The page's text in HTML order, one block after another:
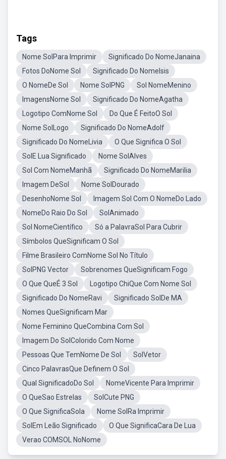
Tags
Nome SolPara Imprimir
Significado Do NomeJanaina
Fotos DoNome Sol
Significado Do NomeIsis
O NomeDe Sol
Nome SolPNG
Sol NomeMenino
ImagensNome Sol
Significado Do NomeAgatha
Logotipo ComNome Sol
Do Que É FeitoO Sol
Nome SolLogo
Significado Do NomeAdolf
Significado Do NomeLivia
O Que Significa O Sol
SolE Lua Significado
Nome SolAlves
Sol Com NomeManhã
Significado Do NomeMarilia
Imagem DeSol
Nome SolDourado
DesenhoNome Sol
Imagem Sol Com O NomeDo Lado
NomeDo Raio Do Sol
SolAnimado
Sol NomeCientífico
Só a PalavraSol Para Cubrir
Símbolos QueSignificam O Sol
Filme Brasileiro ComNome Sol No Título
SolPNG Vector
Sobrenomes QueSignificam Fogo
O Que QueÉ 3 Sol
Logotipo ChiQue Com Nome Sol
Significado Do NomeRavi
Significado SolDe MA
Nomes QueSignificam Mar
Nome Feminino QueCombina Com Sol
Imagem Do SolColorido Com Nome
Pessoas Que TemNome De Sol
SolVetor
Cinco PalavrasQue Definem O Sol
Qual SignificadoDo Sol
NomeVicente Para Imprimir
O QueSao Estrelas
SolCute PNG
O Que SignificaSola
Nome SolRa Imprimir
SolEm Leão Significado
O Que SignificaCara De Lua
Verao COMSOL NoNome